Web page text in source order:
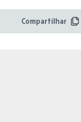
Compartilhar